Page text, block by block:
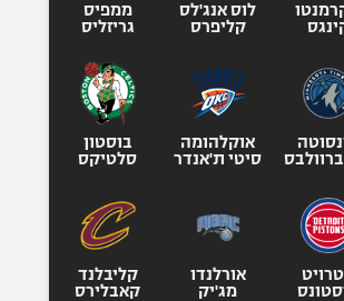
לוס אנג'לס
קליפרס
ממפיס
גריזליס
אוקלהומה
סיטי ת'אנדר
בוסטון
סלטיקס
אורלנדו
מג'יק
קליבלנד
קאבלירס